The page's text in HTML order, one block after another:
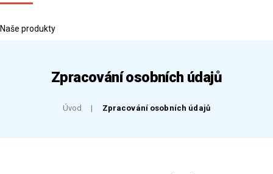
Naše produkty
Zpracování osobních údajů
Úvod Zpracování osobních údajů